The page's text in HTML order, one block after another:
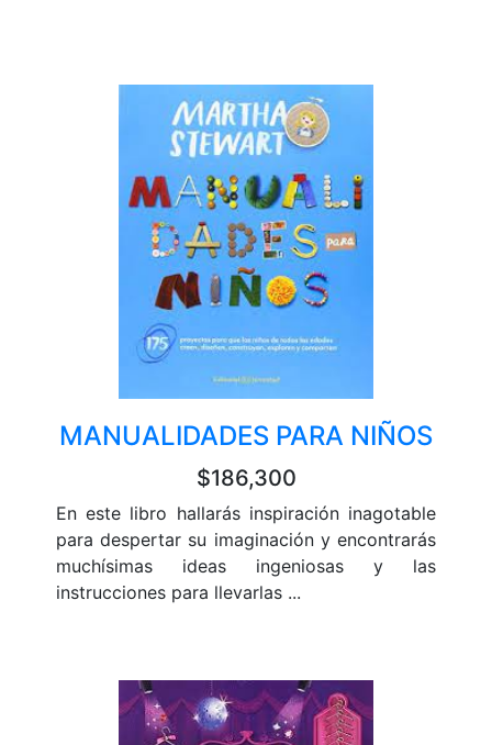
MANUALIDADES PARA NIÑOS
$186,300
En este libro hallarás inspiración inagotable
para despertar su imaginación y encontrarás
muchísimas ideas ingeniosas y las
instrucciones para llevarlas ...